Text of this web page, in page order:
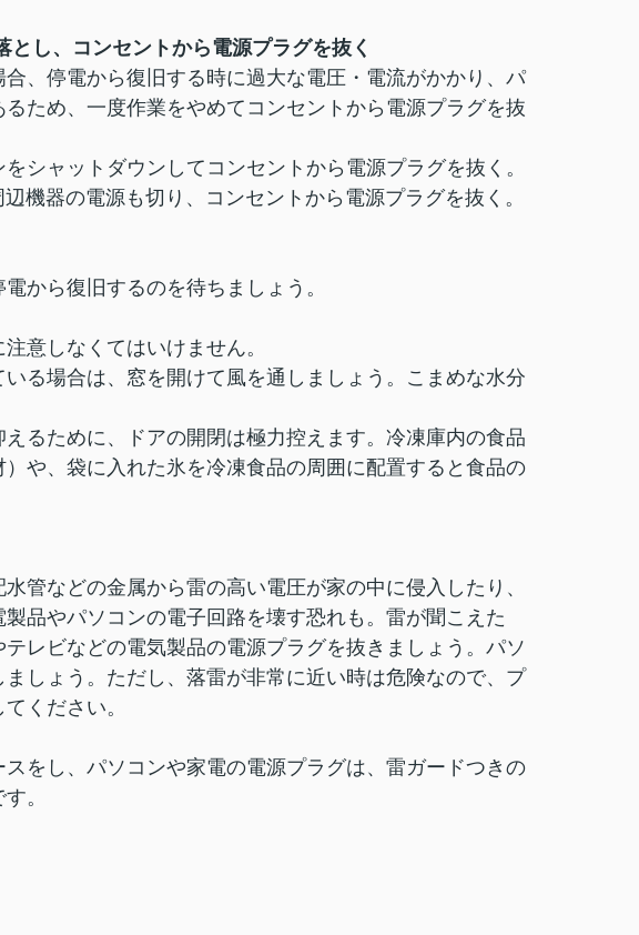
し、コンセントから電源プラグを抜く
、停電から復旧する時に過大な電圧・電流がかかり、パ
ため、一度作業をやめてコンセントから電源プラグを抜
シャットダウンしてコンセントから電源プラグを抜く。
機器の電源も切り、コンセントから電源プラグを抜く。
から復旧するのを待ちましょう。
意しなくてはいけません。
る場合は、窓を開けて風を通しましょう。こまめな水分
るために、ドアの開閉は極力控えます。冷凍庫内の食品
や、袋に入れた氷を冷凍食品の周囲に配置すると食品の
管などの金属から雷の高い電圧が家の中に侵入したり、
品やパソコンの電子回路を壊す恐れも。雷が聞こえた
レビなどの電気製品の電源プラグを抜きましょう。パソ
しょう。ただし、落雷が非常に近い時は危険なので、プ
ください。
をし、パソコンや家電の電源プラグは、雷ガードつきの
。